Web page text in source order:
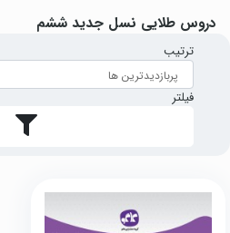
دروس طلایی نسل جدید ششم
ترتیب
فیلتر